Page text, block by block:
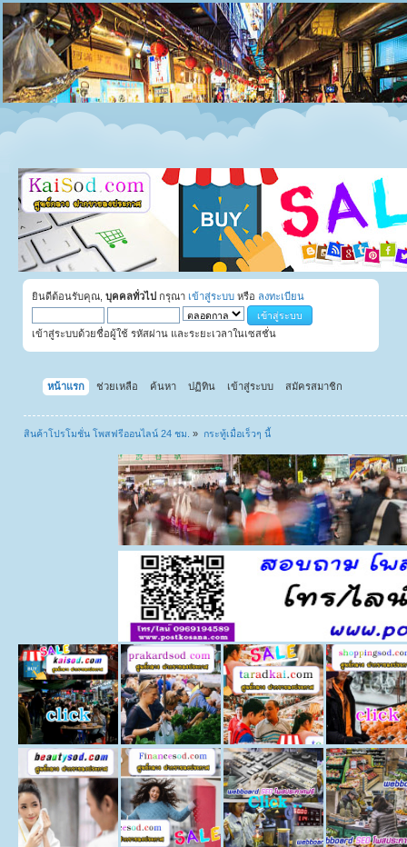
ยินดีต้อนรับคุณ, บุคคลทั่วไป กรุณา เข้าสู่ระบบ หรือ ลงทะเบียน
เข้าสู่ระบบด้วยชื่อผู้ใช้ รหัสผ่าน และระยะเวลาในเซสชั่น
หน้าแรก ช่วยเหลือ ค้นหา ปฏิทิน เข้าสู่ระบบ สมัครสมาชิก
สินค้าโปรโมชั่น โพสฟรีออนไลน์ 24 ชม. » กระทู้เมื่อเร็วๆ นี้